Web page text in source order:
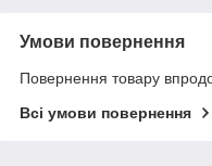
Умови повернення
Повернення товару
Всі умови повернення